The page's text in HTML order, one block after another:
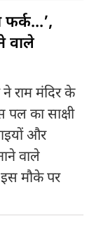
वाले
ने राम मंदिर के
का साक्षी
और
वाले
इस मौके पर